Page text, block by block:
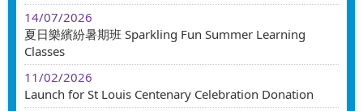
14/07/2026
夏日樂繽紛暑期班 Sparkling Fun Summer Learning
Classes
11/02/2026
Launch for St Louis Centenary Celebration Donation